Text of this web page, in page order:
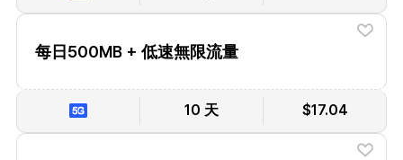
每日500MB + 低速無限流量
10 天 $17.04